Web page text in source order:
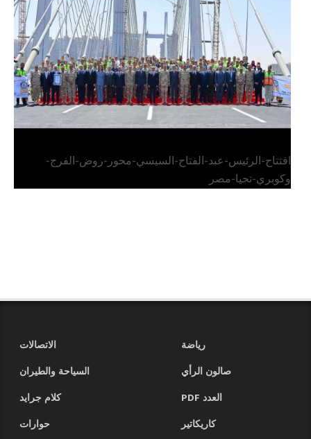
وكوبري تحيا مصر
افتتاح-الرئيس-عبد-الفتاح-السيسي-محور-روض-الفرج-
وكوبري-تحيا-مصر
رياضة
الاتصالات
صالون الرأي
السياحة والطيران
العدد PDF
كلام جرايد
كاريكاتير
حوارات